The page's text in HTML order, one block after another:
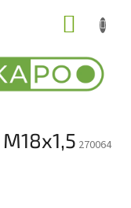
270064